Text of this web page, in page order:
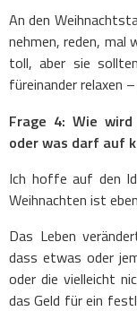
An den
nehmen, reden, mal
toll, aber sie
füreinander relaxen
Frage 4: Wie
oder was darf auf
Ich hoffe auf den
Weihnachten ist
Das Leben
dass etwas oder
oder die vielleicht
das Geld für ein